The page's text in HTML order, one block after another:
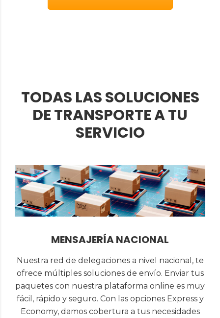
TODAS LAS SOLUCIONES
DE TRANSPORTE A TU
SERVICIO
MENSAJERÍA NACIONAL
Nuestra red de delegaciones a nivel nacional, te
ofrece múltiples soluciones de envío. Enviar tus
paquetes con nuestra plataforma online es muy
fácil, rápido y seguro. Con las opciones Express y
Economy, damos cobertura a tus necesidades